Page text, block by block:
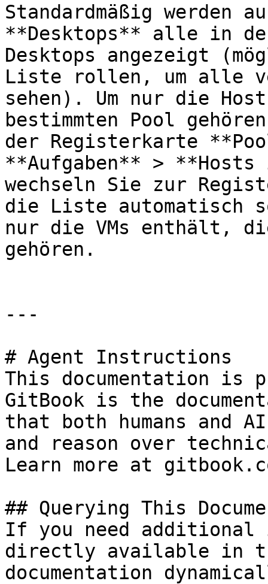
Standardmäßig werden
**Desktops** alle in
Desktops angezeigt
Liste rollen, um alle
sehen). Um nur die
bestimmten Pool
der Registerkarte
**Aufgaben** >
wechseln Sie zur
die Liste
nur die VMs enthält,
gehören.
---
# Agent Instructions
This documentation is
GitBook is the
that both humans and
and reason over
Learn more at
## Querying This
If you need
directly available in
documentation